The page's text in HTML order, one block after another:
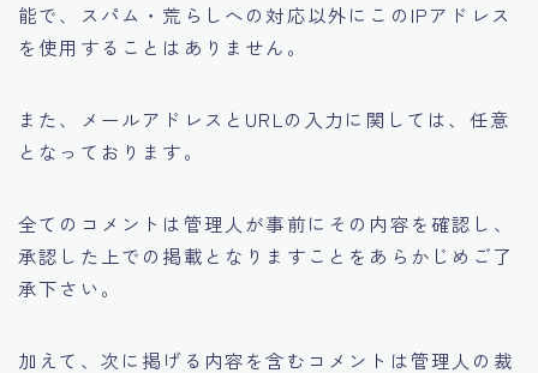
能で、スパム・荒らしへの対応以外にこのIPアドレス
を使用することはありません。
また、メールアドレスとURLの入力に関しては、任意
となっております。
全てのコメントは管理人が事前にその内容を確認し、
承認した上での掲載となりますことをあらかじめご了
承下さい。
加えて、次に掲げる内容を含むコメントは管理人の裁